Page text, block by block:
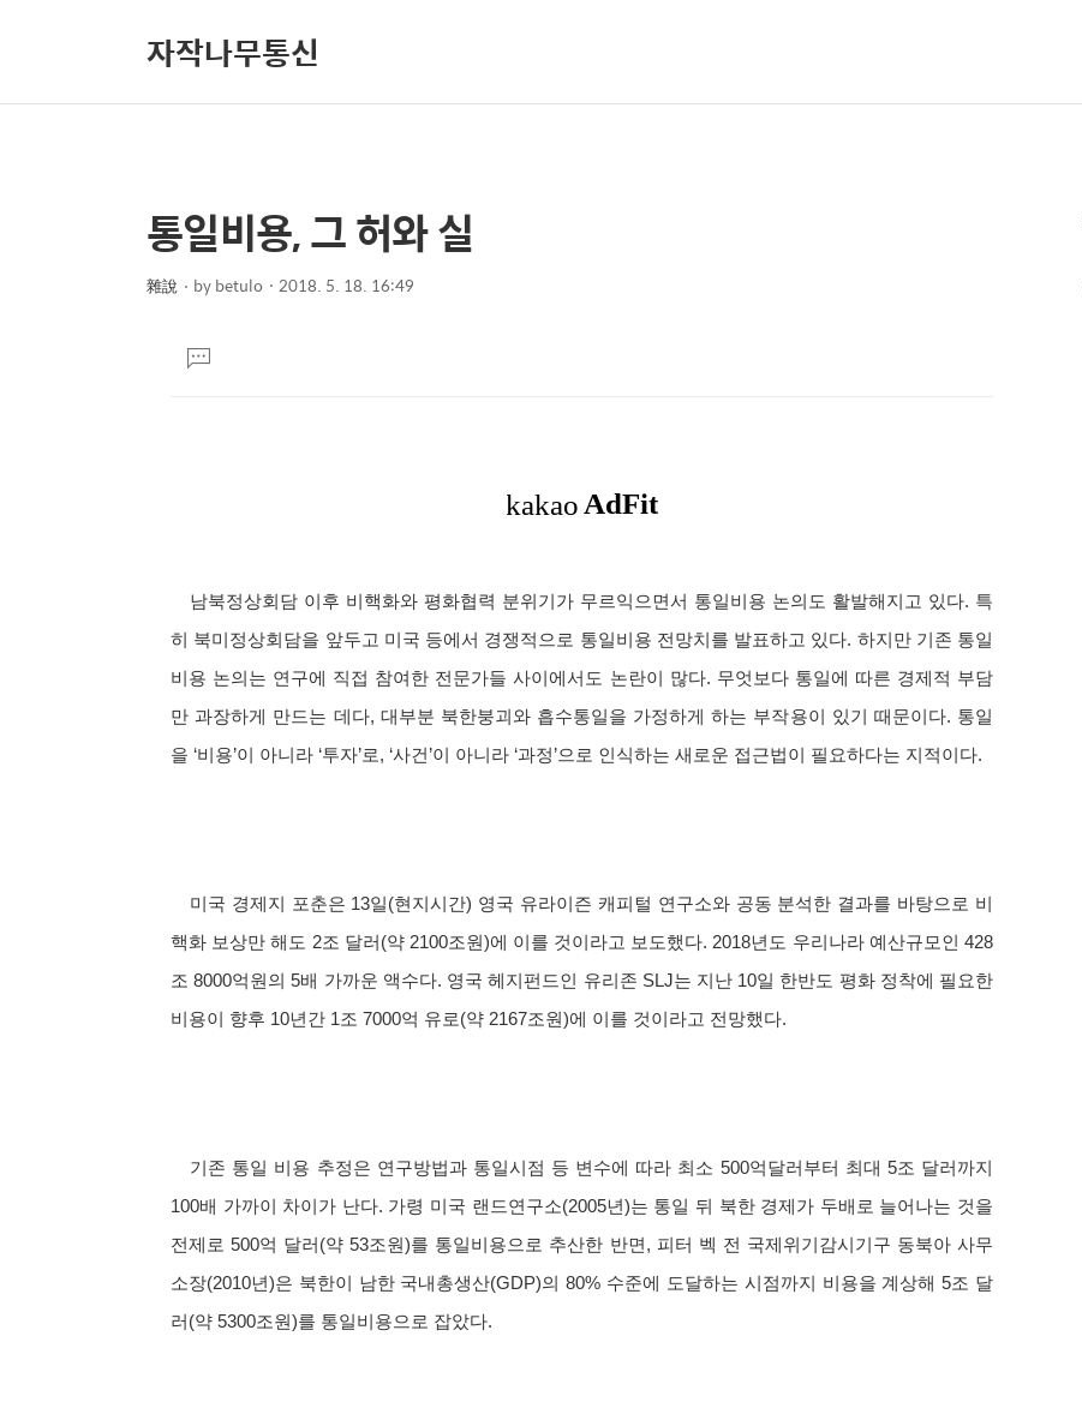
자작나무통신
상
세
컨
본
문
제
통일비용, 그 허와 실
雜說 bybetulo 2018. 5. 18. 16:49
댓
글
남북정상회담 이후 비핵화와 평화협력 분위기가 무르익으면서 통일비용 논의도 활발해지고 있다. 특
히 북미정상회담을 앞두고 미국 등에서 경쟁적으로 통일비용 전망치를 발표하고 있다. 하지만 기존 통일
비용 논의는 연구에 직접 참여한 전문가들 사이에서도 논란이 많다. 무엇보다 통일에 따른 경제적 부담
만 과장하게 만드는 데다, 대부분 북한붕괴와 흡수통일을 가정하게 하는 부작용이 있기 때문이다. 통일
을 ‘비용’이 아니라 ‘투자’로, ‘사건’이 아니라 ‘과정’으로 인식하는 새로운 접근법이 필요하다는 지적이다.
미국 경제지 포춘은 13일(현지시간) 영국 유라이즌 캐피털 연구소와 공동 분석한 결과를 바탕으로 비
핵화 보상만 해도 2조 달러(약 2100조원)에 이를 것이라고 보도했다. 2018년도 우리나라 예산규모인 428
조 8000억원의 5배 가까운 액수다. 영국 헤지펀드인 유리존 SLJ는 지난 10일 한반도 평화 정착에 필요한
비용이 향후 10년간 1조 7000억 유로(약 2167조원)에 이를 것이라고 전망했다.
기존 통일 비용 추정은 연구방법과 통일시점 등 변수에 따라 최소 500억달러부터 최대 5조 달러까지
100배 가까이 차이가 난다. 가령 미국 랜드연구소(2005년)는 통일 뒤 북한 경제가 두배로 늘어나는 것을
전제로 500억 달러(약 53조원)를 통일비용으로 추산한 반면, 피터 벡 전 국제위기감시기구 동북아 사무
소장(2010년)은 북한이 남한 국내총생산(GDP)의 80% 수준에 도달하는 시점까지 비용을 계상해 5조 달
러(약 5300조원)를 통일비용으로 잡았다.